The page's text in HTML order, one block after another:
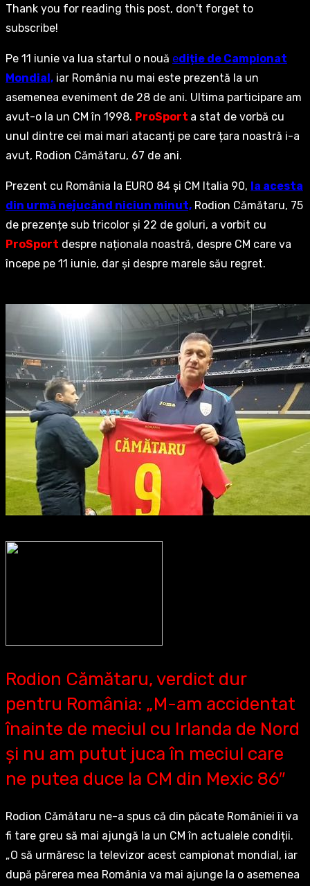
Thank you for reading this post, don't forget to
subscribe!
Pe 11 iunie va lua startul o nouă ediție de Campionat
Mondial, iar România nu mai este prezentă la un
asemenea eveniment de 28 de ani. Ultima participare am
avut-o la un CM în 1998. ProSport a stat de vorbă cu
unul dintre cei mai mari atacanți pe care țara noastră i-a
avut, Rodion Cămătaru, 67 de ani.
Prezent cu România la EURO 84 și CM Italia 90, la acesta
din urmă nejucând niciun minut, Rodion Cămătaru, 75
de prezențe sub tricolor și 22 de goluri, a vorbit cu
ProSport despre naționala noastră, despre CM care va
începe pe 11 iunie, dar și despre marele său regret.
Rodion Cămătaru, verdict dur
pentru România: „M-am accidentat
înainte de meciul cu Irlanda de Nord
și nu am putut juca în meciul care
ne putea duce la CM din Mexic 86″
Rodion Cămătaru ne-a spus că din păcate României îi va
fi tare greu să mai ajungă la un CM în actualele condiții.
„O să urmăresc la televizor acest campionat mondial, iar
după părerea mea România va mai ajunge la o asemenea